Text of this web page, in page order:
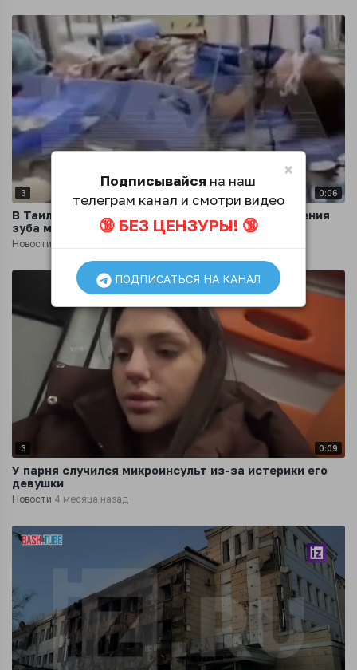
3 0:06
В Таиланде россиянка впала в кому после удаления
зуба мудрости
Новости
3 0:09
У парня случился микроинсульт из-за истерики его
девушки
Новости 4 месяца назад
×
Подписывайся на наш
телеграм канал и смотри видео
🔞 БЕЗ ЦЕНЗУРЫ! 🔞
ПОДПИСАТЬСЯ НА КАНАЛ